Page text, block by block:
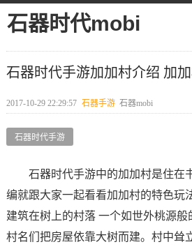
石器时代mobi
石器时代手游加加村介绍 加
2017-10-29 22:29:57 石器手游 石器mobi
石器时代手游
石器时代手游中的加加村是住在
编就跟大家一起看看加加村的特色玩
建筑在树上的村落 一个如世外桃源
村名们把房屋依靠大树而建。村中耸